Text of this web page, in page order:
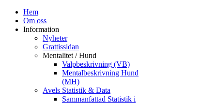
Hem
Om oss
Information
Nyheter
Grattissidan
Mentalitet / Hund
Valpbeskrivning (VB)
Mentalbeskrivning Hund
(MH)
Avels Statistik & Data
Sammanfattad Statistik i